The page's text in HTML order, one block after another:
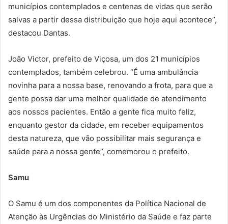
municípios contemplados e centenas de vidas que serão
salvas a partir dessa distribuição que hoje aqui acontece”,
destacou Dantas.
João Victor, prefeito de Viçosa, um dos 21 municípios
contemplados, também celebrou. “É uma ambulância
novinha para a nossa base, renovando a frota, para que a
gente possa dar uma melhor qualidade de atendimento
aos nossos pacientes. Então a gente fica muito feliz,
enquanto gestor da cidade, em receber equipamentos
desta natureza, que vão possibilitar mais segurança e
saúde para a nossa gente”, comemorou o prefeito.
Samu
O Samu é um dos componentes da Política Nacional de
Atenção às Urgências do Ministério da Saúde e faz parte